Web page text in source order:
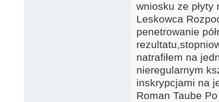
wniosku ze
Leskowca
penetrowanie
natrafiłem na
nieregularnym
inskrypcjami na
Roman Taube